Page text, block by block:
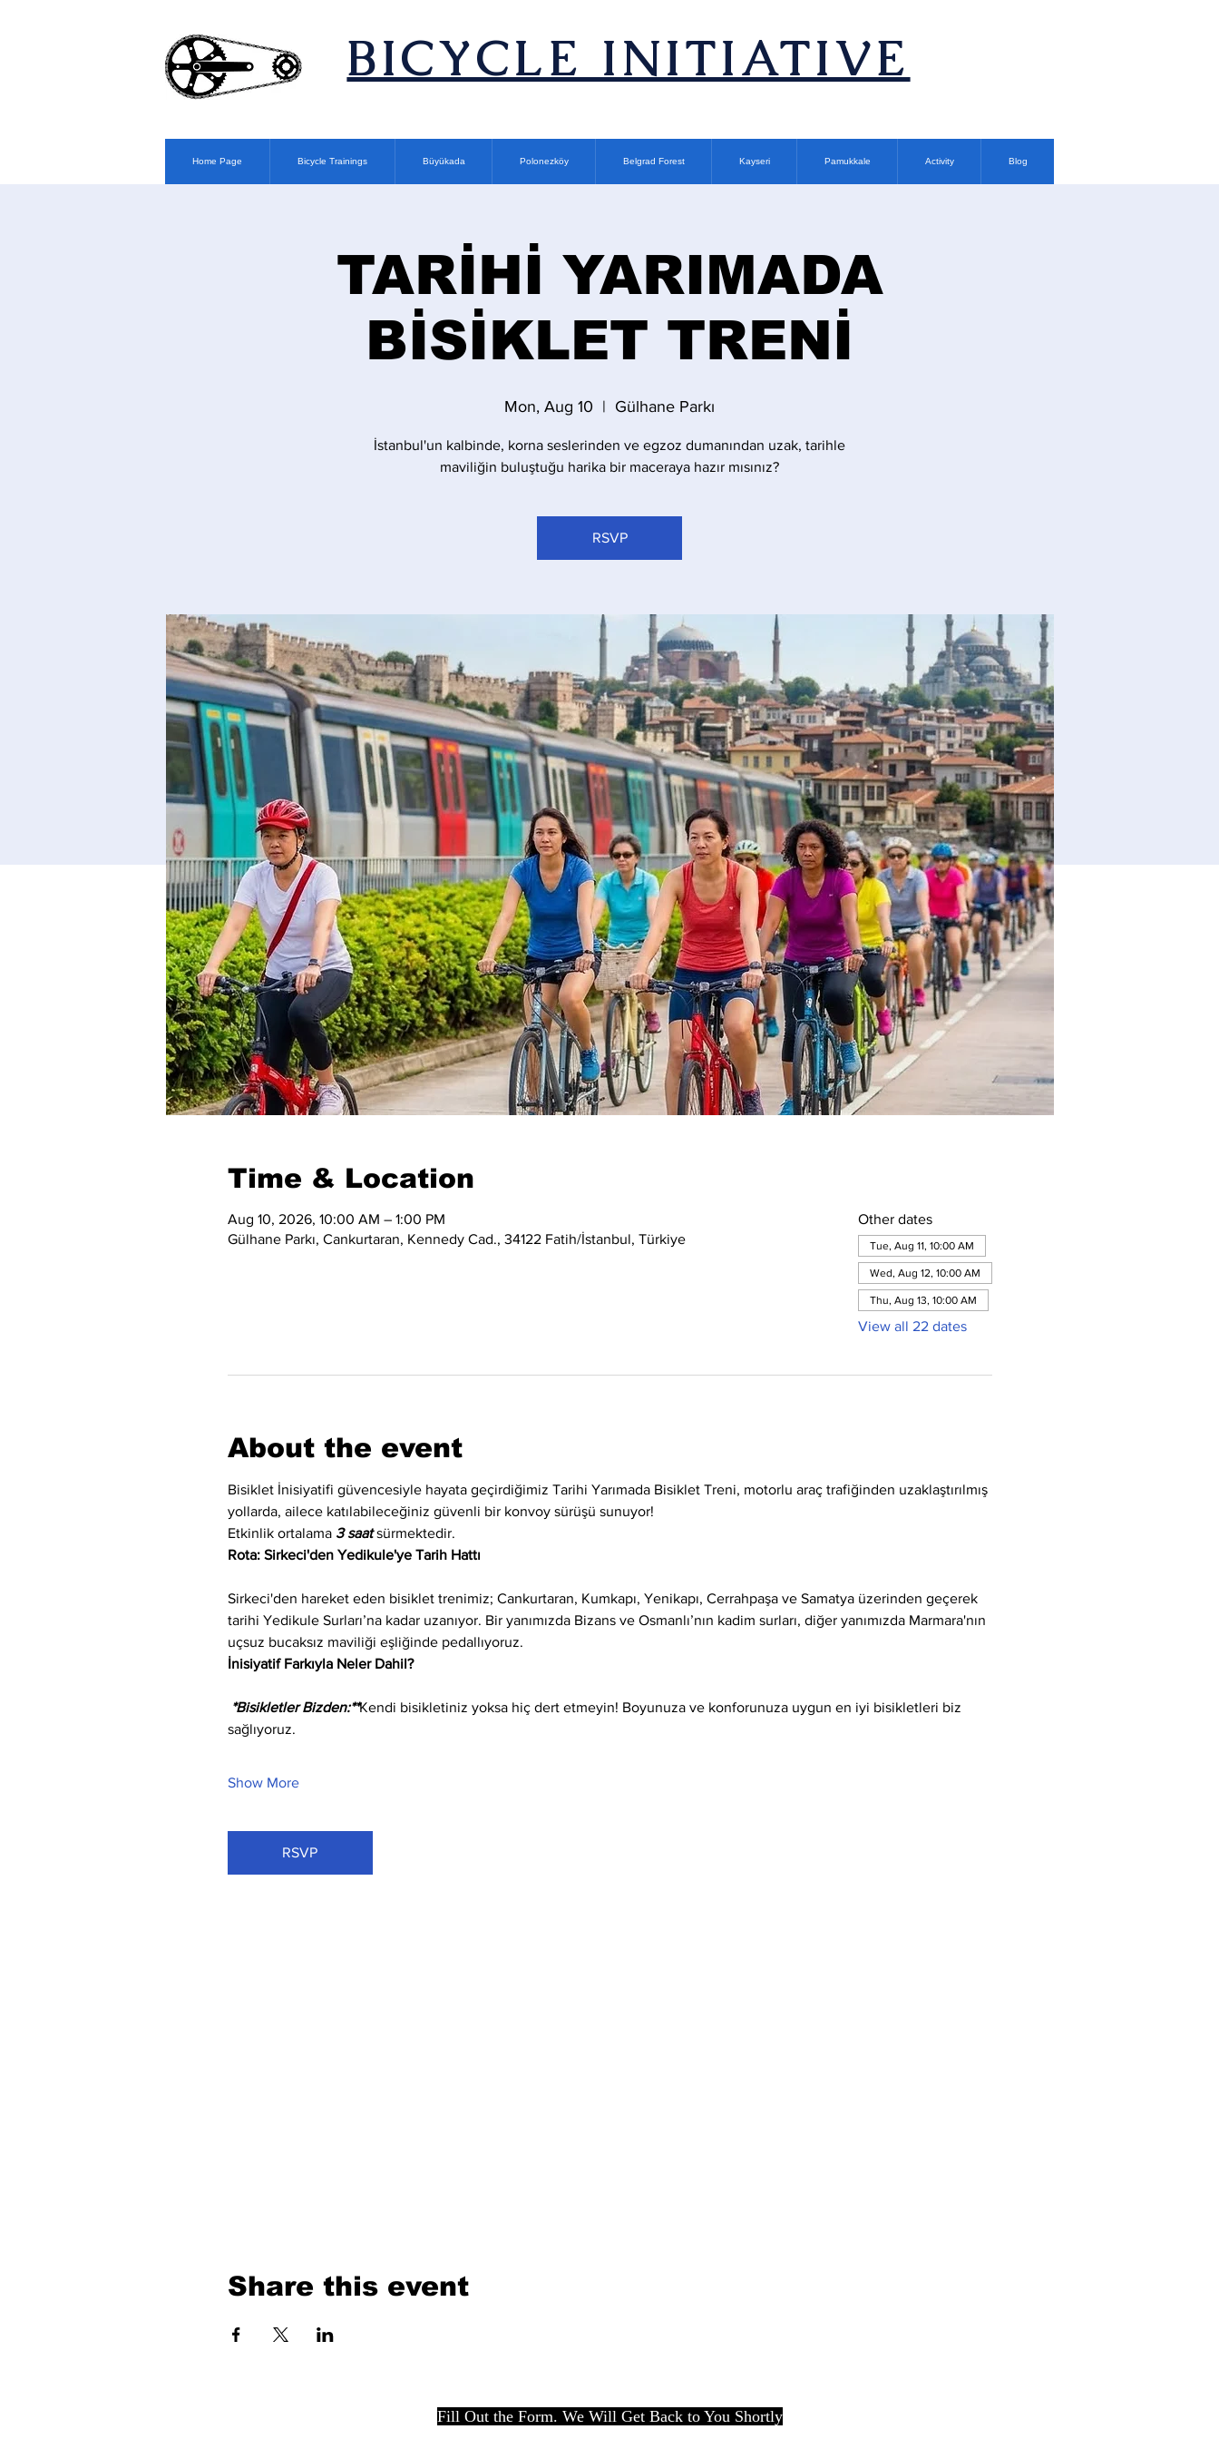
​BICYCLE INITIATIVE
Home Page Bicycle Trainings Büyükada Polonezköy Belgrad Forest Kayseri Pamukkale Activity Blog
TARİHİ YARIMADA
BİSİKLET TRENİ
Mon, Aug 10
  |
Gülhane Parkı
İstanbul'un kalbinde, korna seslerinden ve egzoz dumanından uzak, tarihle
maviliğin buluştuğu harika bir maceraya hazır mısınız?
RSVP
Time & Location
Aug 10, 2026, 10:00 AM – 1:00 PM
Gülhane Parkı, Cankurtaran, Kennedy Cad., 34122 Fatih/İstanbul, Türkiye
Other dates
Tue, Aug 11, 10:00 AM
Wed, Aug 12, 10:00 AM
Thu, Aug 13, 10:00 AM
View all 22 dates
About the event
Bisiklet İnisiyatifi güvencesiyle hayata geçirdiğimiz Tarihi Yarımada Bisiklet Treni, motorlu araç trafiğinden uzaklaştırılmış
yollarda, ailece katılabileceğiniz güvenli bir konvoy sürüşü sunuyor!
Etkinlik ortalama 3 saat sürmektedir.
Rota: Sirkeci'den Yedikule'ye Tarih Hattı
Sirkeci'den hareket eden bisiklet trenimiz; Cankurtaran, Kumkapı, Yenikapı, Cerrahpaşa ve Samatya üzerinden geçerek
tarihi Yedikule Surları’na kadar uzanıyor. Bir yanımızda Bizans ve Osmanlı’nın kadim surları, diğer yanımızda Marmara'nın
uçsuz bucaksız maviliği eşliğinde pedallıyoruz.
İnisiyatif Farkıyla Neler Dahil?
*Bisikletler Bizden:**Kendi bisikletiniz yoksa hiç dert etmeyin! Boyunuza ve konforunuza uygun en iyi bisikletleri biz
sağlıyoruz.
Show More
RSVP
Share this event
Fill Out the Form. We Will Get Back to You Shortly